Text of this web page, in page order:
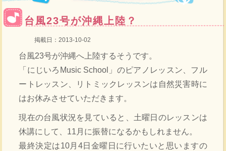
台風23号が沖縄上陸？
掲載日：2013-10-02
台風23号が沖縄へ上陸するそうです。
「にじいろMusic School」のピアノレッスン、フル
ートレッスン、リトミックレッスンは自然災害時に
はお休みさせていただきます。
現在の台風状況を見ていると、土曜日のレッスンは
休講にして、11月に振替になるかもしれません。
最終決定は10月4日金曜日に行いたいと思いますの